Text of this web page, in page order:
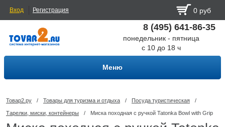
Вход Регистрация 0 руб
8 (495) 641-86-35
понедельник - пятница
с 10 до 18 ч
Меню
Товар2.ру / Товары для туризма и отдыха / Посуда туриcтическая /
Тарелки, миски, контейнеры / Миска походная с ручкой Tatonka Bowl with Grip